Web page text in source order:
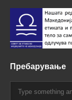
Пребарување